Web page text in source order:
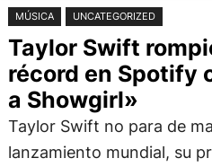
MÚSICA UNCATEGORIZED
Taylor Swift
récord en Spotify
a Showgirl»
Taylor Swift no para de
lanzamiento mundial, su